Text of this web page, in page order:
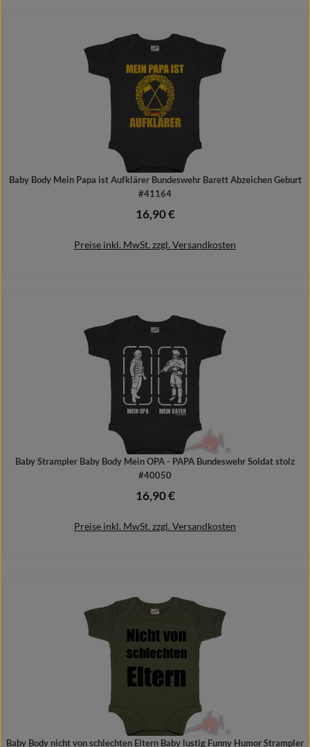
Details
Baby Body Mein Papa ist Aufklärer Bundeswehr Barett Abzeichen Geburt
#41164
Regulärer Preis:
16,90 €
Preise inkl. MwSt. zzgl. Versandkosten
Details
Baby Strampler Baby Body Mein OPA - PAPA Bundeswehr Soldat stolz
#40050
Regulärer Preis:
16,90 €
Preise inkl. MwSt. zzgl. Versandkosten
Details
Baby Body nicht von schlechten Eltern Baby lustig Funny Humor Strampler